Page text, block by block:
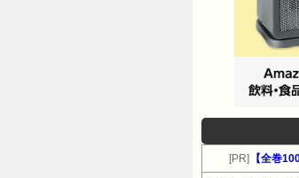
[PR] 【全巻